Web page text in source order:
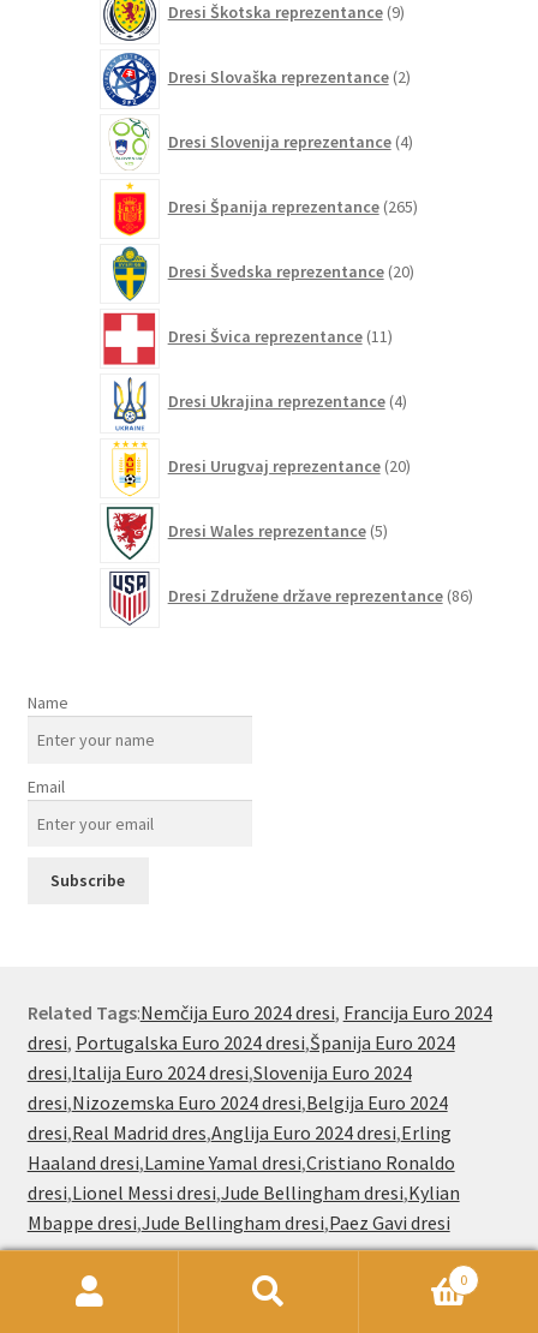
Dresi Škotska reprezentance 9izdelkov
Dresi Slovaška reprezentance 2izdelka
Dresi Slovenija reprezentance 4izdelki
Dresi Španija reprezentance 265izdelkov
Dresi Švedska reprezentance 20izdelkov
Dresi Švica reprezentance 11izdelkov
Dresi Ukrajina reprezentance 4izdelki
Dresi Urugvaj reprezentance 20izdelkov
Dresi Wales reprezentance 5izdelkov
Dresi Združene države reprezentance 86izdelkov
Name
Email
Related Tags:Nemčija Euro 2024 dresi, Francija Euro 2024
dresi, Portugalska Euro 2024 dresi,Španija Euro 2024
dresi,Italija Euro 2024 dresi,Slovenija Euro 2024
dresi,Nizozemska Euro 2024 dresi,Belgija Euro 2024
dresi,Real Madrid dres,Anglija Euro 2024 dresi,Erling
Haaland dresi,Lamine Yamal dresi,Cristiano Ronaldo
dresi,Lionel Messi dresi,Jude Bellingham dresi,Kylian
Mbappe dresi,Jude Bellingham dresi,Paez Gavi dresi
0